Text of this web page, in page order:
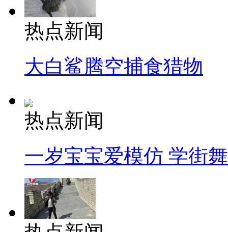
热点新闻
大白鲨腾空捕食猎物
热点新闻
一岁宝宝爱模仿 学街